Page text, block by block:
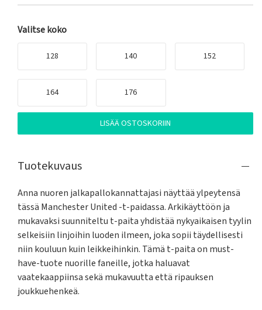
Valitse koko
128 140 152
164 176
LISÄÄ OSTOSKORIIN
Tuotekuvaus
Anna nuoren jalkapallokannattajasi näyttää ylpeytensä
tässä Manchester United -t-paidassa. Arkikäyttöön ja
mukavaksi suunniteltu t-paita yhdistää nykyaikaisen tyylin
selkeisiin linjoihin luoden ilmeen, joka sopii täydellisesti
niin kouluun kuin leikkeihinkin. Tämä t-paita on must-
have-tuote nuorille faneille, jotka haluavat
vaatekaappiinsa sekä mukavuutta että ripauksen
joukkuehenkeä.